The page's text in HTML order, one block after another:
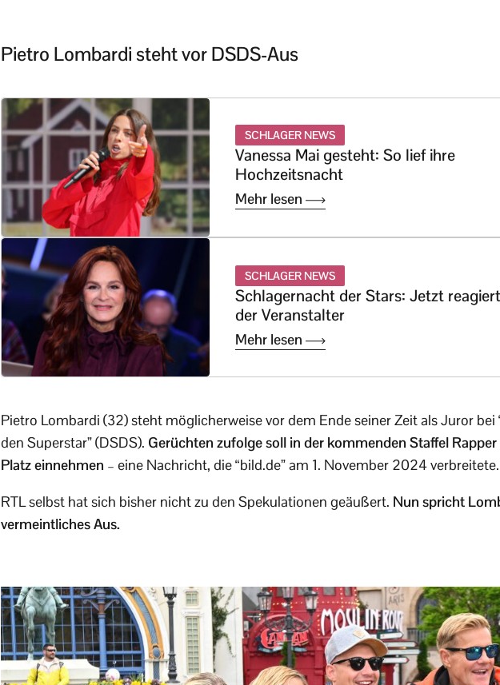
Pietro Lombardi steht vor DSDS-Aus
SCHLAGER NEWS
Vanessa Mai gesteht: So lief ihre
Hochzeitsnacht
Mehr lesen
SCHLAGER NEWS
Schlagernacht der Stars: Jetzt reagiert
der Veranstalter
Mehr lesen
Pietro Lombardi (32) steht möglicherweise vor dem Ende seiner Zeit als Juror
den Superstar” (DSDS). Gerüchten zufolge soll in der kommenden Staffel
Platz einnehmen – eine Nachricht, die “bild.de” am 1. November 2024 verbreitete.
RTL selbst hat sich bisher nicht zu den Spekulationen geäußert. Nun spricht
vermeintliches Aus.